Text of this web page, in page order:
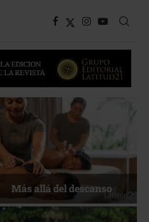
Energía que Impulsa la
competitividad